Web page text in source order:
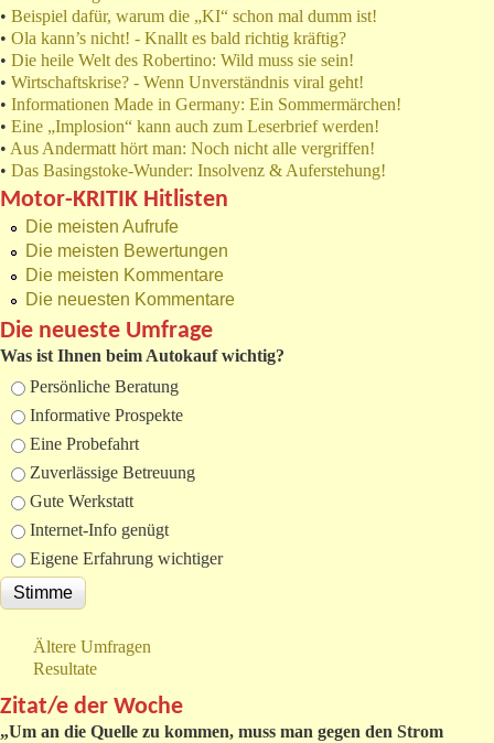
• Beispiel dafür, warum die „KI“ schon mal dumm ist!
• Ola kann’s nicht! - Knallt es bald richtig kräftig?
• Die heile Welt des Robertino: Wild muss sie sein!
• Wirtschaftskrise? - Wenn Unverständnis viral geht!
• Informationen Made in Germany: Ein Sommermärchen!
• Eine „Implosion“ kann auch zum Leserbrief werden!
• Aus Andermatt hört man: Noch nicht alle vergriffen!
• Das Basingstoke-Wunder: Insolvenz & Auferstehung!
Motor-KRITIK Hitlisten
Die meisten Aufrufe
Die meisten Bewertungen
Die meisten Kommentare
Die neuesten Kommentare
Die neueste Umfrage
Was ist Ihnen beim Autokauf wichtig?
Auswahlmöglichkeiten
Persönliche Beratung
Informative Prospekte
Eine Probefahrt
Zuverlässige Betreuung
Gute Werkstatt
Internet-Info genügt
Eigene Erfahrung wichtiger
Ältere Umfragen
Resultate
Zitat/e der Woche
„Um an die Quelle zu kommen, muss man gegen den Strom